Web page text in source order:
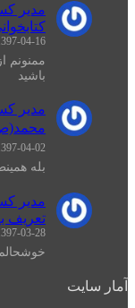
مدیر
04-16
باشید
مدیر
04-02
بله
مدیر
تعریف
03-28
آمار سایت